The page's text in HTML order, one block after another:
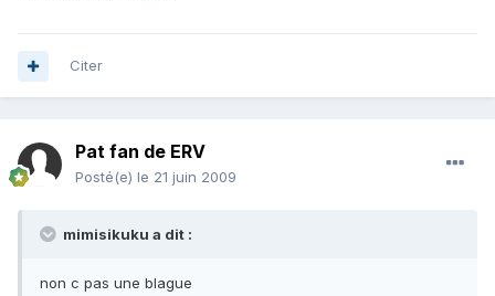
Citer
Pat fan de ERV
Posté(e) le 21 juin 2009
mimisikuku a dit :
non c pas une blague